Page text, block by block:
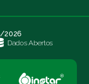
2026
Dados Abertos